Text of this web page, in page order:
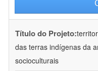
Título do Projeto:
das terras indígenas da
socioculturais